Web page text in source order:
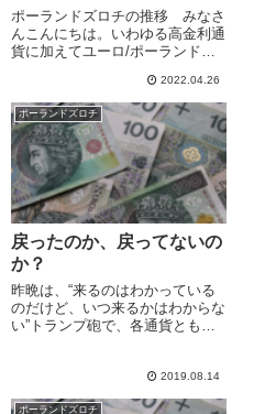
週）
ポーランドズロチの推移 みなさ
んこんにちは。いわゆる高金利通
貨に加えてユーロ/ポーランドズ
す。元々はユーロ/ズロチの変動
が小さく、スワップ運用向きとい
うことでポートフォリオに入れて
います。ポーランドがウクライ
ナ...
2022.04.26
ポーランドズロチ
戻ったのか、戻ってないの
か？
昨晩は、“来るのはわかっている
のだけど、いつ来るかはわからな
い”トランプ砲で、各通貨とも対
りズロチ安のままです。実はこっ
そり4.33で売りポジを建てて、そ
2019.08.14
ポーランドズロチ